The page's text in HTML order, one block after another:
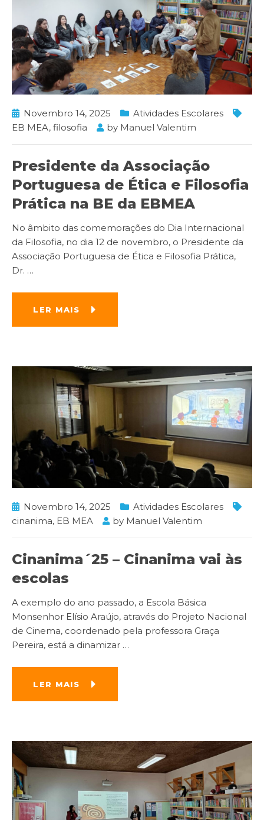
Novembro 14, 2025
Atividades Escolares
EB MEA, filosofia by Manuel Valentim
Presidente da Associação
Portuguesa de Ética e Filosofia
Prática na BE da EBMEA
No âmbito das comemorações do Dia Internacional
da Filosofia, no dia 12 de novembro, o Presidente da
Associação Portuguesa de Ética e Filosofia Prática,
Dr. …
LER MAIS
Novembro 14, 2025
Atividades Escolares
cinanima, EB MEA by Manuel Valentim
Cinanima´25 – Cinanima vai às
escolas
A exemplo do ano passado, a Escola Básica
Monsenhor Elísio Araújo, através do Projeto Nacional
de Cinema, coordenado pela professora Graça
Pereira, está a dinamizar …
LER MAIS